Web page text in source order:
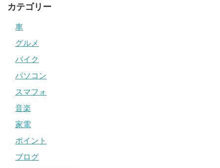
カテゴリー
車
グルメ
バイク
パソコン
スマフォ
音楽
家電
ポイント
ブログ